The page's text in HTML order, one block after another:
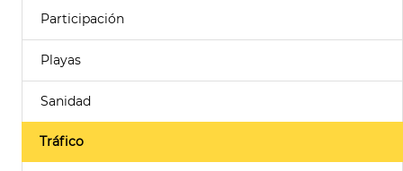
Participación
Playas
Sanidad
Tráfico